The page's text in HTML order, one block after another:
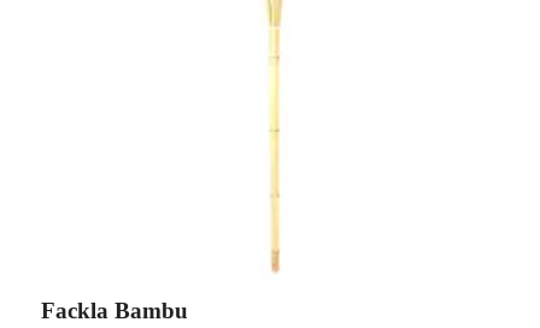
Fackla Bambu